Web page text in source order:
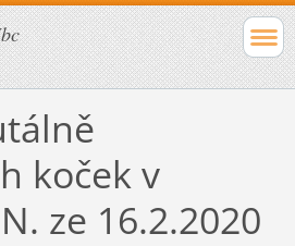
koček v
ze 16.2.2020